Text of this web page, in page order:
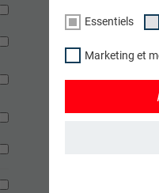
Essentiels
Marketing et